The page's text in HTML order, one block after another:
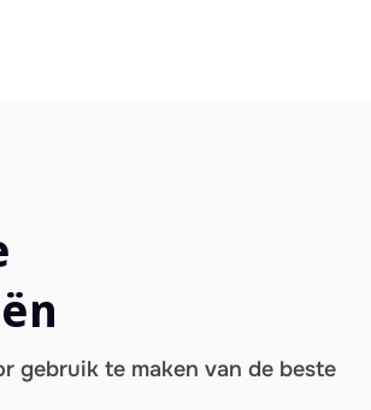
gebruik te maken van de beste